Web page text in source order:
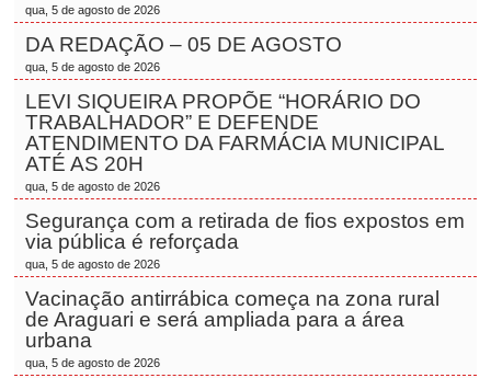
qua, 5 de agosto de 2026
DA REDAÇÃO – 05 DE AGOSTO
qua, 5 de agosto de 2026
LEVI SIQUEIRA PROPÕE “HORÁRIO DO
TRABALHADOR” E DEFENDE
ATENDIMENTO DA FARMÁCIA MUNICIPAL
ATÉ AS 20H
qua, 5 de agosto de 2026
Segurança com a retirada de fios expostos em
via pública é reforçada
qua, 5 de agosto de 2026
Vacinação antirrábica começa na zona rural
de Araguari e será ampliada para a área
urbana
qua, 5 de agosto de 2026